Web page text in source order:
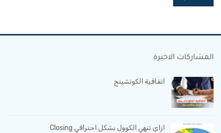
المشاركات الاخيرة
اتفاقية الكوتشينج
ازاي تنهي الكوول بشكل احترافي Closing